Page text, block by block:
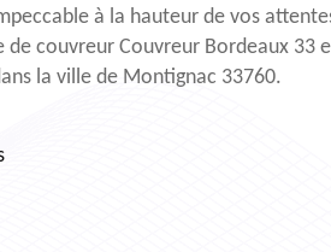
à la hauteur de vos
couvreur Couvreur Bordeaux 33
la ville de Montignac 33760.